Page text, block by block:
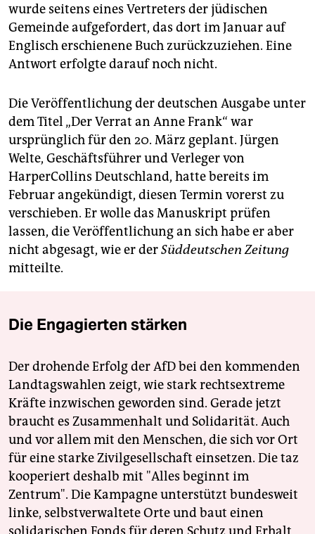
wurde seitens eines Vertreters der jüdischen
Gemeinde aufgefordert, das dort im Januar auf
Englisch erschienene Buch zurückzuziehen. Eine
Antwort erfolgte darauf noch nicht.
Die Veröffentlichung der deutschen Ausgabe unter
dem Titel „Der Verrat an Anne Frank“ war
ursprünglich für den 20. März geplant. Jürgen
Welte, Geschäftsführer und Verleger von
HarperCollins Deutschland, hatte bereits im
Februar angekündigt, diesen Termin vorerst zu
verschieben. Er wolle das Manuskript prüfen
lassen, die Veröffentlichung an sich habe er aber
nicht abgesagt, wie er derSüddeutschen Zeitung
mitteilte.
Die Engagierten stärken
Der drohende Erfolg der AfD bei den kommenden
Landtagswahlen zeigt, wie stark rechtsextreme
Kräfte inzwischen geworden sind. Gerade jetzt
braucht es Zusammenhalt und Solidarität. Auch
und vor allem mit den Menschen, die sich vor Ort
für eine starke Zivilgesellschaft einsetzen. Die taz
kooperiert deshalb mit "Alles beginnt im
Zentrum". Die Kampagne unterstützt bundesweit
linke, selbstverwaltete Orte und baut einen